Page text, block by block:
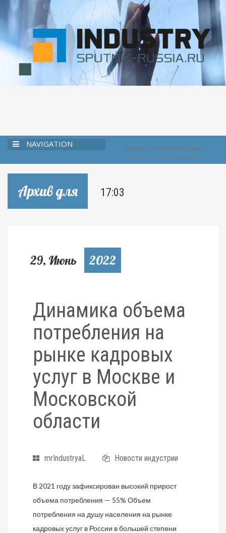
NAVIGATION
Архив для 17:03
29, Июнь 2022
Динамика объема
потребления на
рынке кадровых
услуг в Москве и
Московской
области
mrIndustryaL Новости индустрии
В 2021 году зафиксирован высокий прирост
объема потребления — 55% Объем
потребления на душу населения на рынке
кадровых услуг в России в большей степени